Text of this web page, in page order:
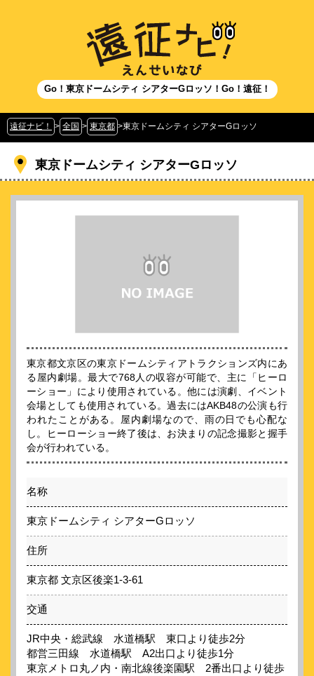
Go！東京ドームシティ シアターGロッソ！Go！遠征！
遠征ナビ！ > 全国 > 東京都 >東京ドームシティ シアターGロッソ
東京ドームシティ シアターGロッソ
東京都文京区の東京ドームシティアトラクションズ内にあ
る屋内劇場。最大で768人の収容が可能で、主に「ヒーロ
ーショー」により使用されている。他には演劇、イベント
会場としても使用されている。過去にはAKB48の公演も行
われたことがある。屋内劇場なので、雨の日でも心配な
し。ヒーローショー終了後は、お決まりの記念撮影と握手
会が行われている。
名称
東京ドームシティ シアターGロッソ
住所
東京都 文京区後楽1-3-61
交通
JR中央・総武線 水道橋駅 東口より徒歩2分
都営三田線 水道橋駅 A2出口より徒歩1分
東京メトロ丸ノ内・南北線後楽園駅 2番出口より徒歩